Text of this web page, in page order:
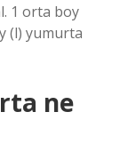
1 orta boy
(l) yumurta
ne